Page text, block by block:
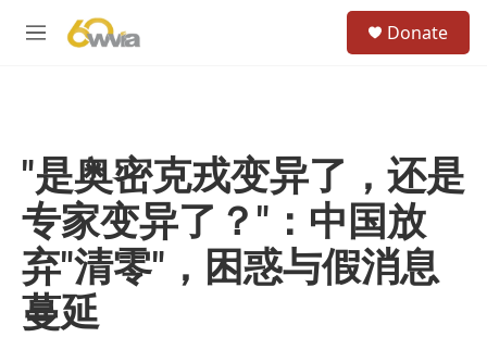
M
Donate
"是奥密克戎变异了，还是
专家变异了？"：中国放
弃"清零"，困惑与假消息
蔓延